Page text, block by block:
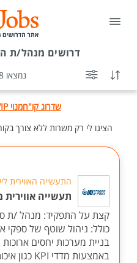
דרושים מנהל/ת
נמצאו 8 משרות
שדרוג קו"חמנוי VIP
הציגו לי רק משרות ללא צורך
התעשייה האווירית
תעשייה אווירית
קצת על התפקיד: מנהל /ת
כולל: ניהול שוטף של ספקי
בניית מערכות יחסים
באמצעות מדדי KPI כגון איכות, זמני ...